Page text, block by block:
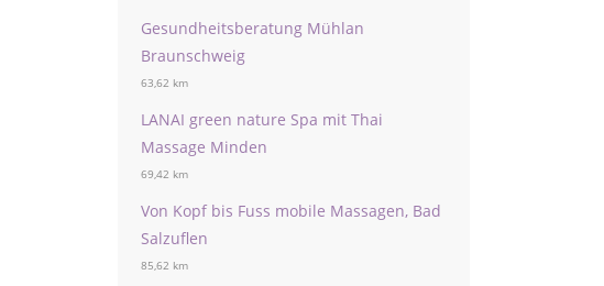
Gesundheitsberatung Mühlan
Braunschweig
63,62 km
LANAI green nature Spa mit Thai
Massage Minden
69,42 km
Von Kopf bis Fuss mobile Massagen, Bad
Salzuflen
85,62 km